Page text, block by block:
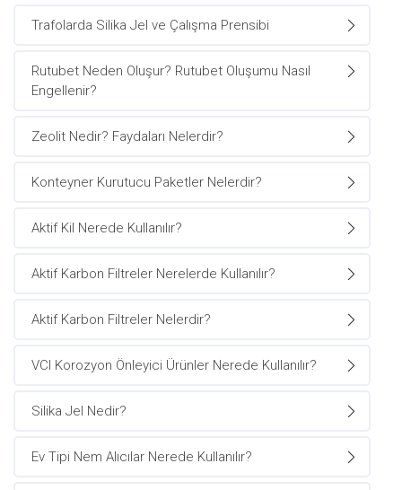
Trafolarda Silika Jel ve Çalışma Prensibi
Rutubet Neden Oluşur? Rutubet Oluşumu Nasıl
Engellenir?
Zeolit Nedir? Faydaları Nelerdir?
Konteyner Kurutucu Paketler Nelerdir?
Aktif Kil Nerede Kullanılır?
Aktif Karbon Filtreler Nerelerde Kullanılır?
Aktif Karbon Filtreler Nelerdir?
VCI Korozyon Önleyici Ürünler Nerede Kullanılır?
Silika Jel Nedir?
Ev Tipi Nem Alıcılar Nerede Kullanılır?